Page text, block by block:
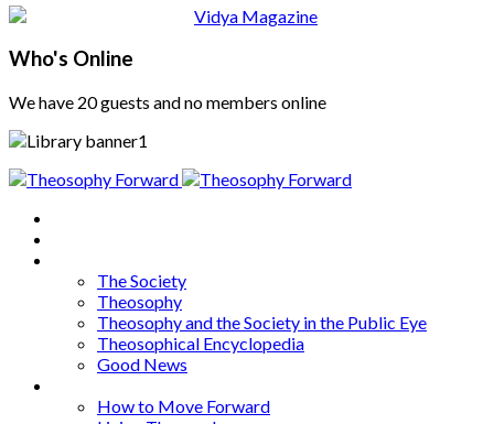
Who's Online
We have 20 guests and no members online
The Society
Theosophy
Theosophy and the Society in the Public Eye
Theosophical Encyclopedia
Good News
How to Move Forward